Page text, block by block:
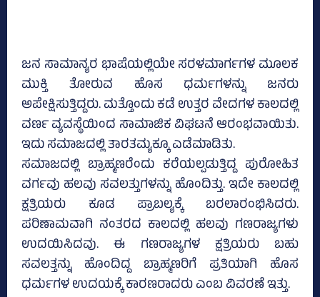
ಜನ ಸಾಮಾನ್ಯರ ಭಾಷೆಯಲ್ಲಿಯೇ ಸರಳಮಾರ್ಗಗಳ ಮೂಲಕ
ಮುಕ್ತಿ ತೋರುವ ಹೊಸ ಧರ್ಮಗಳನ್ನು ಜನರು
ಅಪೇಕ್ಷಿಸುತ್ತಿದ್ದರು. ಮತ್ತೊಂದು ಕಡೆ ಉತ್ತರ ವೇದಗಳ ಕಾಲದಲ್ಲಿ
ವರ್ಣ ವ್ಯವಸ್ಥೆಯಿಂದ ಸಾಮಾಜಿಕ ವಿಘಟನೆ ಆರಂಭವಾಯಿತು.
ಇದು ಸಮಾಜದಲ್ಲಿ ತಾರತಮ್ಯಕ್ಕೂ ಎಡೆಮಾಡಿತು.
ಸಮಾಜದಲ್ಲಿ ಬ್ರಾಹ್ಮಣರೆಂದು ಕರೆಯಲ್ಪಡುತ್ತಿದ್ದ ಪುರೋಹಿತ
ವರ್ಗವು ಹಲವು ಸವಲತ್ತುಗಳನ್ನು ಹೊಂದಿತ್ತು. ಇದೇ ಕಾಲದಲ್ಲಿ
ಕ್ಷತ್ರಿಯರು ಕೂಡ ಪ್ರಾಬಲ್ಯಕ್ಕೆ ಬರಲಾರಂಭಿಸಿದರು.
ಪರಿಣಾಮವಾಗಿ ನಂತರದ ಕಾಲದಲ್ಲಿ ಹಲವು ಗಣರಾಜ್ಯಗಳು
ಉದಯಿಸಿದವು. ಈ ಗಣರಾಜ್ಯಗಳ ಕ್ಷತ್ರಿಯರು ಬಹು
ಸವಲತ್ತನ್ನು ಹೊಂದಿದ್ದ ಬ್ರಾಹ್ಮಣರಿಗೆ ಪ್ರತಿಯಾಗಿ ಹೊಸ
ಧರ್ಮಗಳ ಉದಯಕ್ಕೆ ಕಾರಣರಾದರು ಎಂಬ ವಿವರಣೆ ಇತ್ತು.